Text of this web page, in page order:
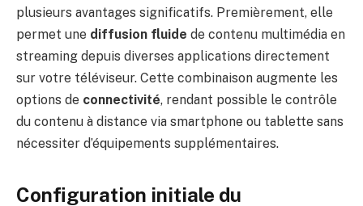
plusieurs avantages significatifs. Premièrement, elle
permet une diffusion fluide de contenu multimédia en
streaming depuis diverses applications directement
sur votre téléviseur. Cette combinaison augmente les
options de connectivité, rendant possible le contrôle
du contenu à distance via smartphone ou tablette sans
nécessiter d’équipements supplémentaires.
Configuration initiale du